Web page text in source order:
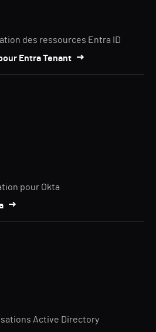
des ressources Entra ID
Entra Tenant
pour Okta
Active Directory